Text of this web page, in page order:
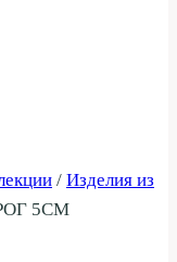
/ Изделия из
5СМ